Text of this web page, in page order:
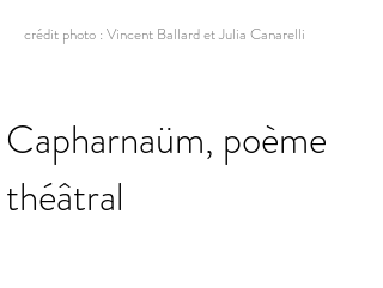
crédit photo : Vincent Ballard et Julia Canarelli
Capharnaüm, poème
théâtral